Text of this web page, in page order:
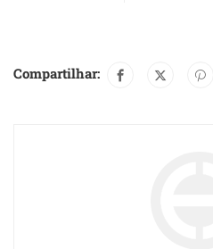
Compartilhar: